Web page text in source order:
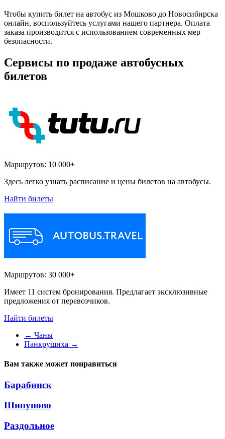
Чтобы купить билет на автобус из Мошково до Новосибирска
онлайн, воспользуйтесь услугами нашего партнера. Оплата
заказа производится с использованием современных мер
безопасности.
Сервисы по продаже автобусных
билетов
Маршрутов: 10 000+
Здесь легко узнать расписание и цены билетов на автобусы.
Найти билеты
Маршрутов: 30 000+
Имеет 11 систем бронирования. Предлагает эксклюзивные
предложения от перевозчиков.
Найти билеты
← Чаны
Панкрушиха →
Вам также может понравиться
Барабинск
Шипуново
Раздольное